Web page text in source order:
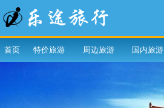
首页 特价旅游 周边旅游 国内旅游